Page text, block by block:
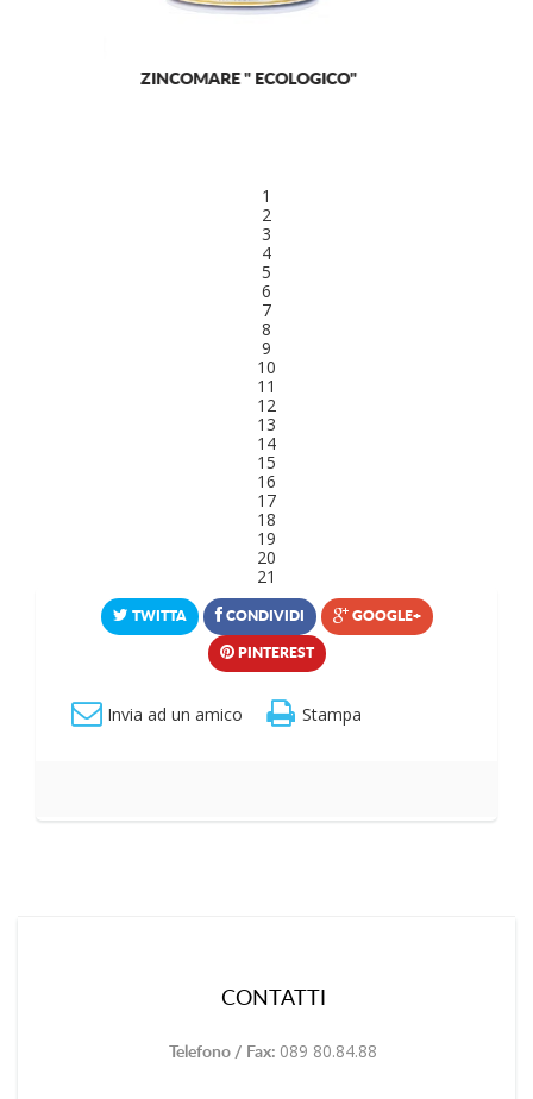
ACQUAFAN
1
2
3
4
5
6
7
8
9
10
11
12
13
14
15
16
17
18
19
20
21
TWITTA CONDIVIDI GOOGLE+
PINTEREST
Invia ad un amico Stampa
CONTATTI
Telefono / Fax: 089 80.84.88